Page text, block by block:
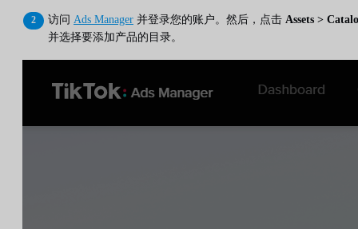
访问 Ads Manager 并登录您的账户。然后，点击 Assets >
并选择要添加产品的目录。